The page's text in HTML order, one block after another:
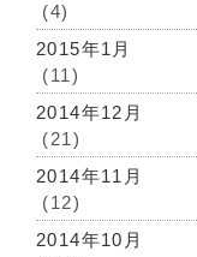
(4)
2015年1月
(11)
2014年12月
(21)
2014年11月
(12)
2014年10月